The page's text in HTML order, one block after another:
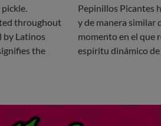
throughout
by Latinos
the
Pepinillos Picantes
y de manera similar
momento en el que
espíritu dinámico